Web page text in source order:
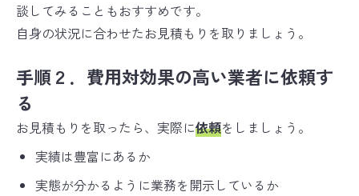
談してみることもおすすめです。
自身の状況に合わせたお見積もりを取りましょう。
手順２．費用対効果の高い業者に依頼す
る
お見積もりを取ったら、実際に依頼をしましょう。
実績は豊富にあるか
実態が分かるように業務を開示しているか